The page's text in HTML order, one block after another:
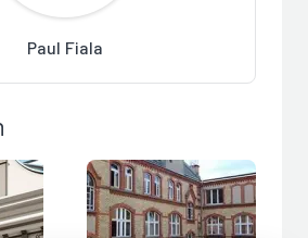
Paul Fiala